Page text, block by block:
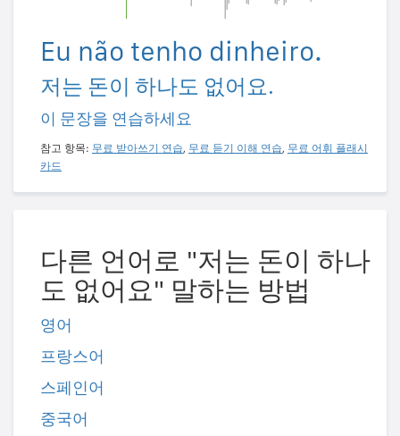
Eu não tenho dinheiro.
저는 돈이 하나도 없어요.
이 문장을 연습하세요
참고 항목: 무료 받아쓰기 연습, 무료 듣기 이해 연습, 무료 어휘 플래시
카드
다른 언어로 "저는 돈이 하나
도 없어요" 말하는 방법
영어
프랑스어
스페인어
중국어